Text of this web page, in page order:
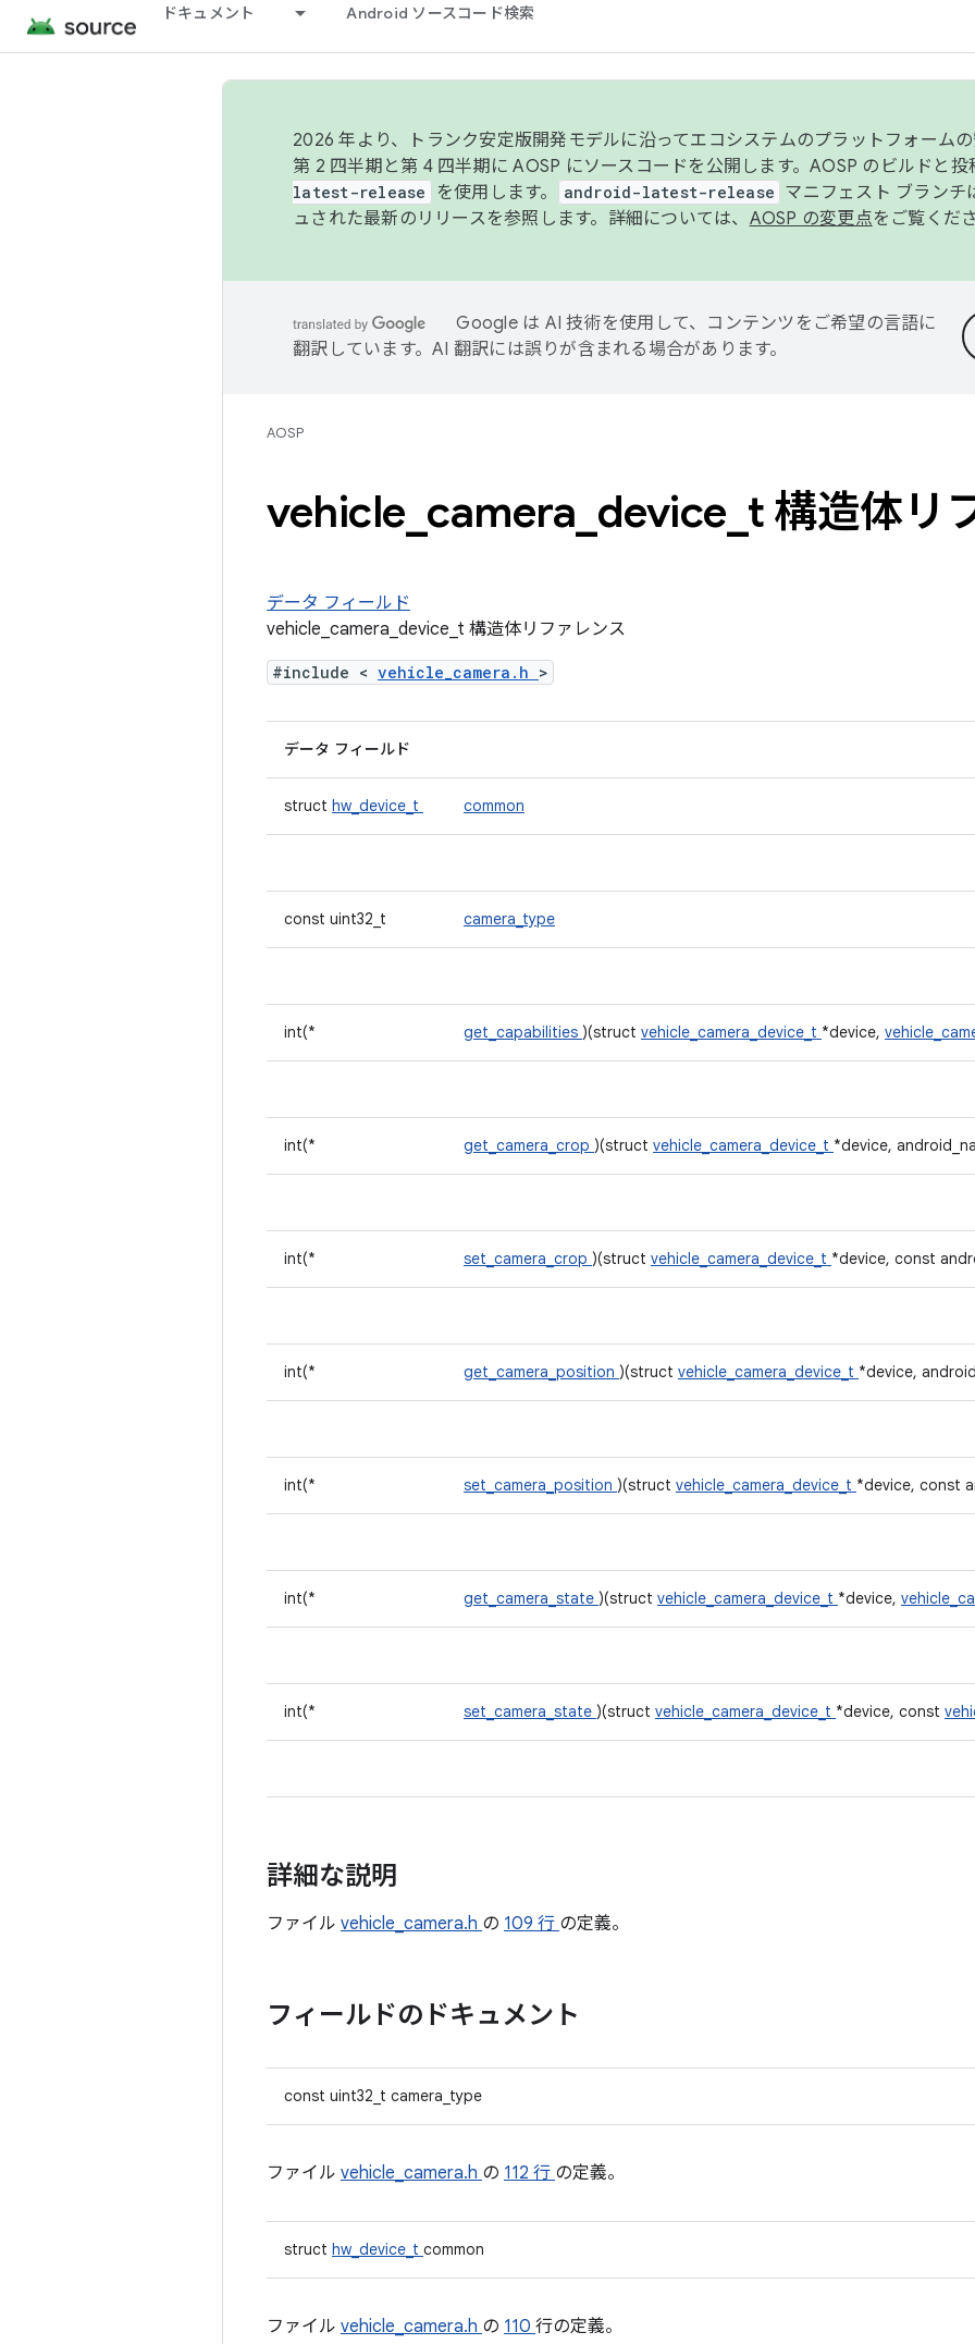
ドキュメント Android ソースコード検索
2026 年より、トランク安定版開発モデルに沿ってエコシステムのプラットフォームの
第 2 四半期と第 4 四半期に AOSP にソースコードを公開します。AOSP のビルドと投
latest-release
を使用します。 android-latest-release マニフェスト ブランチ
ュされた最新のリリースを参照します。詳細については、 AOSP の変更点をご覧くだ
Google は AI 技術を使用して、コンテンツをご希望の言語に
翻訳しています。AI 翻訳には誤りが含まれる場合があります。
AOSP
vehicle camera device t 構造体リ
データ フィールド
vehicle_camera_device_t 構造体リファレンス
#include < vehicle_camera.h >
データ フィールド
struct hw_device_t common
const uint32_t camera_type
int(* get_capabilities )(struct vehicle_camera_device_t *device,
int(* get_camera_crop )(struct vehicle_camera_device_t *device,
int(* set_camera_crop )(struct vehicle_camera_device_t *device, const
int(* get_camera_position )(struct vehicle_camera_device_t *device,
int(* set_camera_position )(struct vehicle_camera_device_t *device, const
int(* get_camera_state )(struct vehicle_camera_device_t *device,
int(* set_camera_state )(struct vehicle_camera_device_t *device, const
詳細な説明
ファイル vehicle_camera.h の 109 行 の定義。
フィールドのドキュメント
const uint32_t camera_type
ファイル vehicle_camera.h の 112 行 の定義。
struct hw_device_t common
ファイル vehicle_camera.h の 110 行の定義。